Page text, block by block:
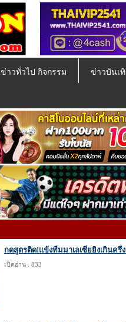
ข่าวทั่วไป กิจกรรม ข่าวบันเ
กดสูตรติด!แข้งทีมมาเลเซียยิงเกินครึ่
เปิดอ่าน : 833